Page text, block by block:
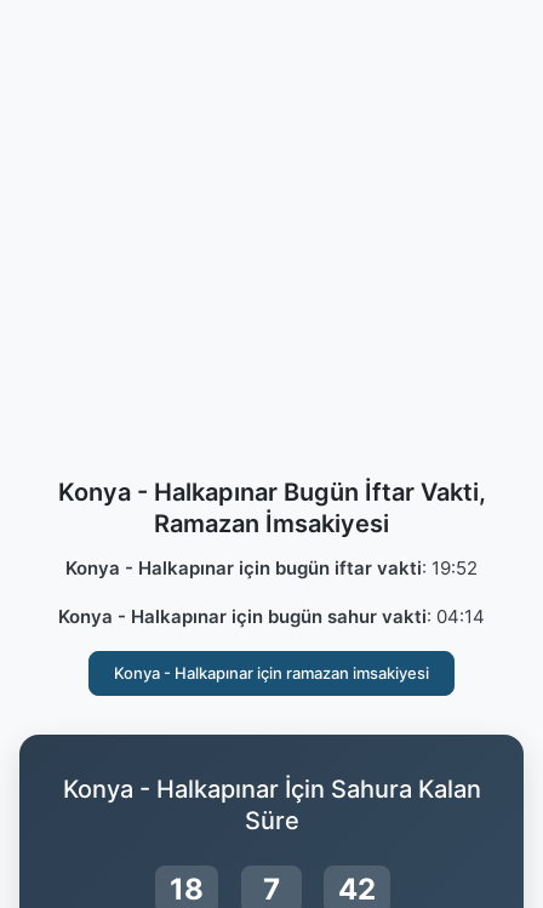
Konya - Halkapınar Bugün İftar Vakti,
Ramazan İmsakiyesi
Konya - Halkapınar için bugün iftar vakti: 19:52
Konya - Halkapınar için bugün sahur vakti: 04:14
Konya - Halkapınar için ramazan imsakiyesi
Konya - Halkapınar İçin Sahura Kalan
Süre
18 7 42